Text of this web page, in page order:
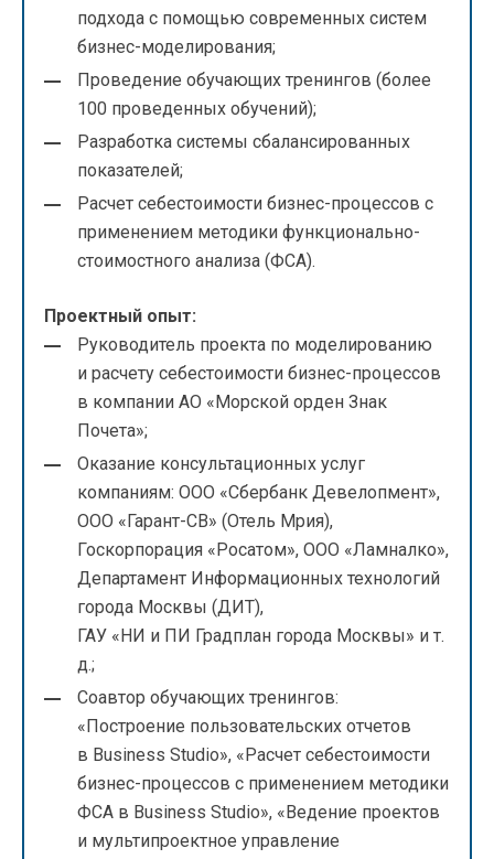
подхода с помощью современных систем
бизнес-моделирования;
Проведение обучающих тренингов (более
100 проведенных обучений);
Разработка системы сбалансированных
показателей;
Расчет себестоимости бизнес-процессов с
применением методики функционально-
стоимостного анализа (ФСА).
Проектный опыт:
Руководитель проекта по моделированию
и расчету себестоимости бизнес-процессов
в компании АО «Морской орден Знак
Почета»;
Оказание консультационных услуг
компаниям: ООО «Сбербанк Девелопмент»,
ООО «Гарант-СВ» (Отель Мрия),
Госкорпорация «Росатом», ООО «Ламналко»,
Департамент Информационных технологий
города Москвы (ДИТ),
ГАУ «НИ и ПИ Градплан города Москвы» и т.
д.;
Соавтор обучающих тренингов:
«Построение пользовательских отчетов
в Business Studio», «Расчет себестоимости
бизнес-процессов с применением методики
ФСА в Business Studio», «Ведение проектов
и мультипроектное управление